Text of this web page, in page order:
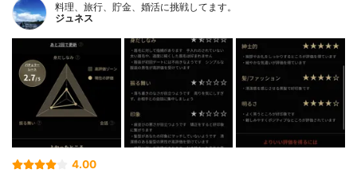
料理、旅行、貯金、婚活に挑戦してます。
ジュネス
4.00